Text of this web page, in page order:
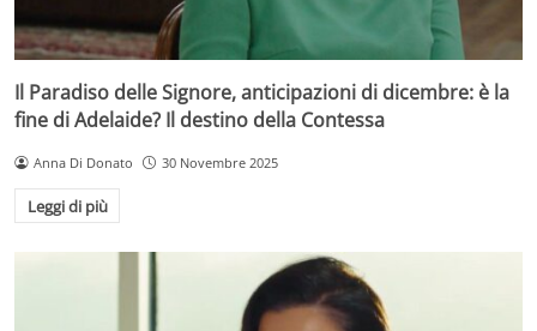
Il Paradiso delle Signore, anticipazioni di dicembre: è la
fine di Adelaide? Il destino della Contessa
Anna Di Donato 30 Novembre 2025
Leggi di più